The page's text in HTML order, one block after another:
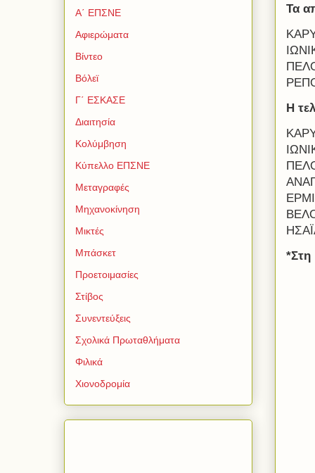
Τα
Η
*Στη
Α΄ ΕΠΣΝΕ
Αφιερώματα
Βίντεο
Βόλεϊ
Γ΄ ΕΣΚΑΣΕ
Διαιτησία
Κολύμβηση
Κύπελλο ΕΠΣΝΕ
Μεταγραφές
Μηχανοκίνηση
Μικτές
Μπάσκετ
Προετοιμασίες
Στίβος
Συνεντεύξεις
Σχολικά Πρωταθλήματα
Φιλικά
Χιονοδρομία